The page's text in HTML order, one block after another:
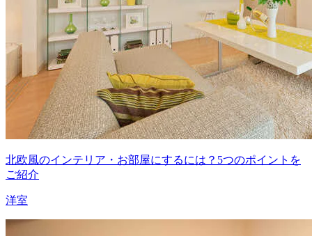
北欧風のインテリア・お部屋にするには？5つのポイントを
ご紹介
洋室